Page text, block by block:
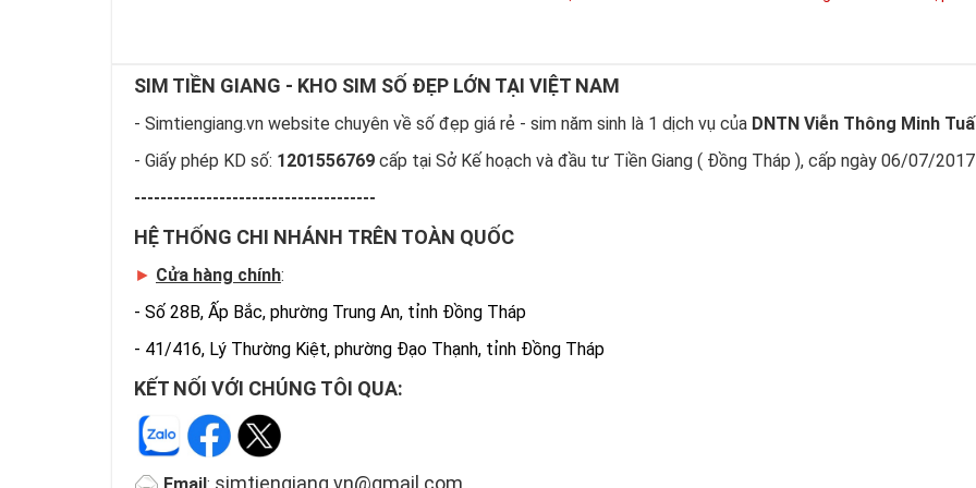
SIM TIỀN GIANG - KHO SIM SỐ ĐẸP LỚN TẠI VIỆT NAM
- Simtiengiang.vn website chuyên về số đẹp giá rẻ - sim năm sinh là 1 dịch vụ của DNTN Viễn Thông Minh
- Giấy phép KD số: 1201556769 cấp tại Sở Kế hoạch và đầu tư Tiền Giang ( Đồng Tháp ), cấp ngày 06/07/2017
-------------------------------------
HỆ THỐNG CHI NHÁNH TRÊN TOÀN QUỐC
► Cửa hàng chính:
- Số 28B, Ấp Bắc, phường Trung An, tỉnh Đồng Tháp
- 41/416, Lý Thường Kiệt, phường Đạo Thạnh, tỉnh Đồng Tháp
KẾT NỐI VỚI CHÚNG TÔI QUA:
simtiengiang.vn@gmail.com